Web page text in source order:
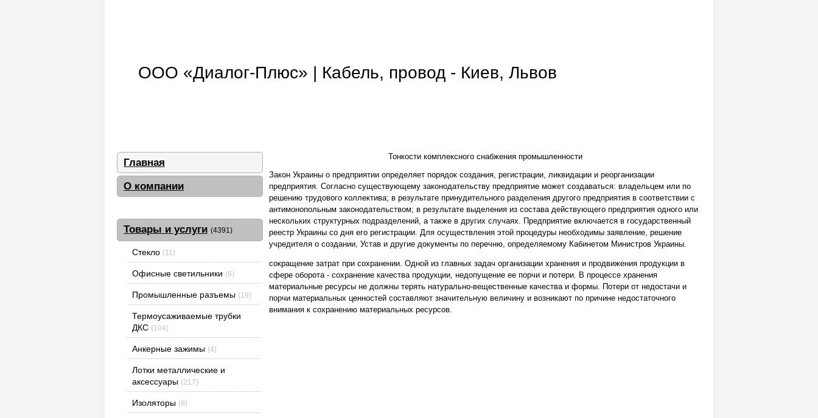
ООО «Диалог-Плюс» | Кабель, провод - Киев, Львов
Главная
О компании
Товары и услуги (4391)
Стекло (11)
Офисные светильники (6)
Промышленные разъемы (19)
Термоусаживаемые трубки
ДКС (104)
Анкерные зажимы (4)
Лотки металлические и
аксессуары (217)
Изоляторы (8)
Тонкости комплексного снабжения промышленности
Закон Украины о предприятии определяет порядок создания, регистрации, ликвидации и реорганизации
предприятия. Согласно существующему законодательству предприятие может создаваться: владельцем или по
решению трудового коллектива; в результате принудительного разделения другого предприятия в соответствии с
антимонопольным законодательством; в результате выделения из состава действующего предприятия одного или
нескольких структурных подразделений, а также в других случаях. Предприятие включается в государственный
реестр Украины со дня его регистрации. Для осуществления этой процедуры необходимы заявление, решение
учредителя о создании, Устав и другие документы по перечню, определяемому Кабинетом Министров Украины.
сокращение затрат при сохранении. Одной из главных задач организации хранения и продвижения продукции в
сфере оборота - сохранение качества продукции, недопущение ее порчи и потери. В процессе хранения
материальные ресурсы не должны терять натурально-вещественные качества и формы. Потери от недостачи и
порчи материальных ценностей составляют значительную величину и возникают по причине недостаточного
внимания к сохранению материальных ресурсов.